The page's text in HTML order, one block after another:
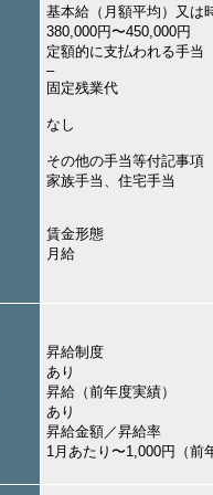
基本給（月額平均）又は
380,000円〜450,000円
定額的に支払われる手当
–
固定残業代
なし
その他の手当等付記事項
家族手当、住宅手当
賃金形態
月給
昇給制度
あり
昇給（前年度実績）
あり
昇給金額／昇給率
1月あたり〜1,000円（前